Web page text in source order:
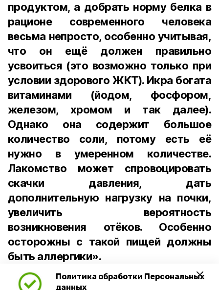
Политика обработки Персональных
данных
продуктом, а добрать норму белка в
рационе современного человека
весьма непросто, особенно учитывая,
что он ещё должен правильно
усвоиться (это возможно только при
условии здорового ЖКТ). Икра богата
витаминами (йодом, фосфором,
железом, хромом и так далее).
Однако она содержит большое
количество соли, потому есть её
нужно в умеренном количестве.
Лакомство может спровоцировать
скачки давления, дать
дополнительную нагрузку на почки,
увеличить вероятность
возникновения отёков. Особенно
осторожны с такой пищей должны
быть аллергики».
Для взрослого человека безопасной